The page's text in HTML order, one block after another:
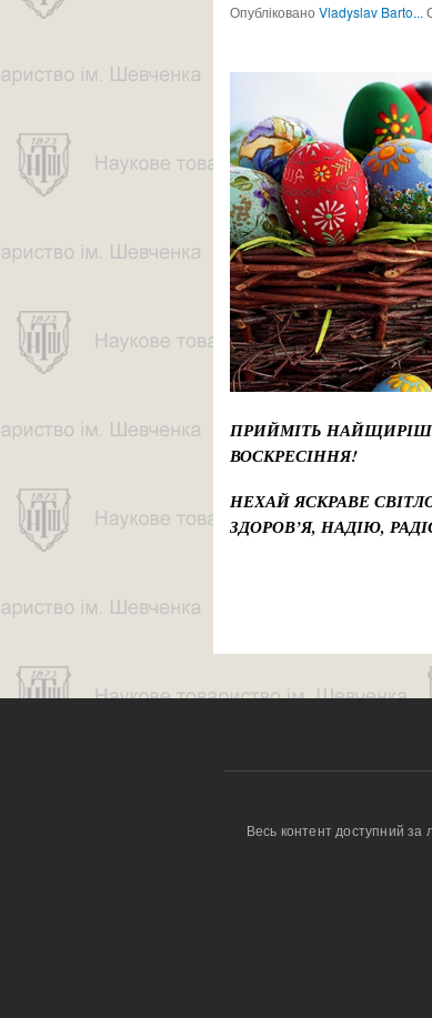
Опубліковано Vladyslav Barto...
ПРИЙМІТЬ
ВОСКРЕСІННЯ!
НЕХАЙ ЯСКРАВЕ
ЗДОРОВ’Я, НАДІЮ,
Весь контент доступний за